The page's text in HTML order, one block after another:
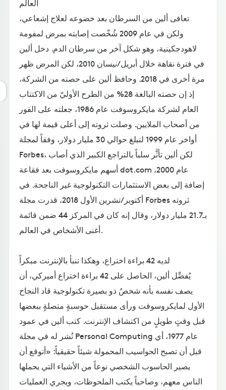
العالم
تعافى ألين من السرطان بعد خضوعه لعلاج إشعاعي،
ولكن في عام 2009 شُخّصت إصابته بمرض لمفومة
لاهودجكينية، وهو شكل آخر من سرطان الدم. دخل ألين
في فترة نقاهة خلال أبريل/نيسان 2010، لكن المرض ظهر
مرة أخرى في 2018. وحافظ ألين على حصته من الشركة،
إذ إن حصته البالغة 28% من الطرح الأوليّ من الاكتتاب
العام لشركة مايكروسوفت عام 1986، جعلته على الفور
من أصحاب الملايين. وصلت ثروته إلى أعلى قيمة لها في
أواخر عام 1999 لتبلغ حوالي 30 مليار دولار، وفقاً لمجلة
Forbes، لكن ألين تأثَّر سلباً بالتراجع الكبير الذي أصاب
أسهم مايكروسوفت بعد فقاعة dot.com عام 2000،
إضافة إلى بعض الاستثمارات التكنولوجية غير الناجحة. في
أكتوبر/تشرين الأول 2018، قدرت مجلة Forbes ثروته
بـ21.7 مليار دولار، وقال إنه كان في المركز 44 ضمن قائمة
أغنى الأشخاص في العالم.
لديه 42 براءة اختراع، وهكذا تنبأ بالإنترنت مبكراً
يُفضِّل ألين، الحاصل على 42 براءة اختراع أميركي، أن
يصف نفسه بأنه شخصٌ ذو بصيرة تكنولوجية قاد النجاح
الأول لمايكروسوفت ورأى مستقبل حوسبةٍ متصلةٍ ببعضها
قبل وقتٍ طويلٍ من اكتشاف الإنترنت. كتب ألين في عمود
نُشر له في مجلة Personal Computing عام 1977، أي
قبل أن تصبح الحواسيب المحمولة شيئاً حقيقياً: «أتوقع أن
يصير الحاسوب الشخصي نوعاً من الأشياء التي يحملها
الناس معهم، وصاحباً يكتب الملحوظات، ويجري العمليات